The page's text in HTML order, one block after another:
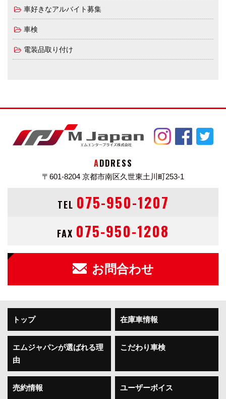
車好きなアルバイト募集
車検
電装品取り付け
ADDRESS
〒601-8204 京都市南区久世東土川町253-1
TEL 075-950-1207
FAX 075-950-1208
お問合わせ
トップ 在庫車情報
エムジャパンが選ばれる理
由
こだわり車検
売約情報 ユーザーボイス